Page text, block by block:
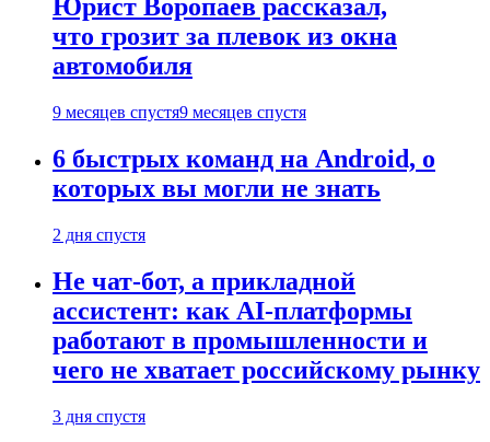
Юрист Воропаев рассказал,
что грозит за плевок из окна
автомобиля
9 месяцев спустя9 месяцев спустя
6 быстрых команд на Android, о
которых вы могли не знать
2 дня спустя
Не чат-бот, а прикладной
ассистент: как AI-платформы
работают в промышленности и
чего не хватает российскому рынку
3 дня спустя